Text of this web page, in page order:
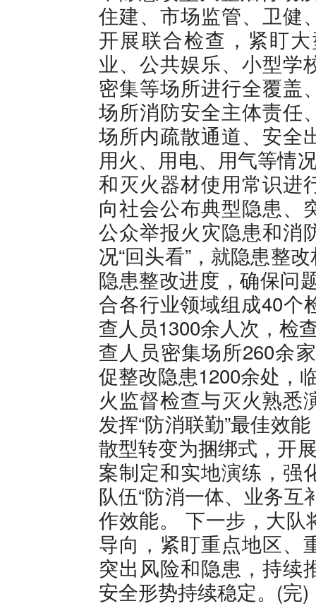
住建、市场监管、卫健
开展联合检查，紧盯
业、公共娱乐、小型学
密集等场所进行全覆盖
场所消防安全主体责任
场所内疏散通道、安全
用火、用电、用气等情
和灭火器材使用常识进
向社会公布典型隐患、
公众举报火灾隐患和消
况“回头看”，就隐患整
隐患整改进度，确保问
合各行业领域组成40个
查人员1300余人次，检
查人员密集场所260余
促整改隐患1200余处，
火监督检查与灭火熟悉
发挥“防消联勤”最佳效
散型转变为捆绑式，开
案制定和实地演练，强
队伍“防消一体、业务互
作效能。 下一步，大
导向，紧盯重点地区、
突出风险和隐患，持续
安全形势持续稳定。(完)